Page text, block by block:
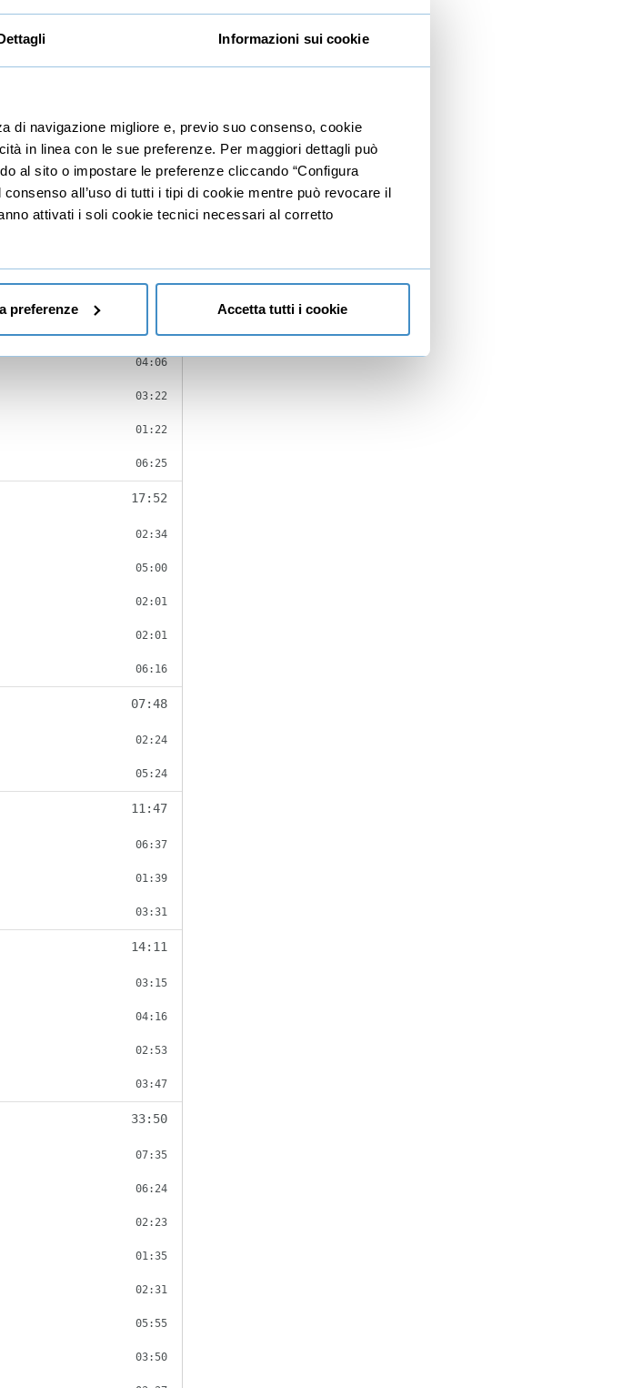
Informazioni sui cookie
di navigazione migliore e, previo suo consenso, cookie
in linea con le sue preferenze. Per maggiori dettagli può
al sito o impostare le preferenze cliccando “Configura
all’uso di tutti i tipi di cookie mentre può revocare il
attivati i soli cookie tecnici necessari al corretto
preferenze Accetta tutti i cookie
migliorare i risultato
non dormi, e tutte
04:06
03:22
01:22
06:25
17:52
02:34
05:00
02:01
02:01
06:16
07:48
02:24
05:24
11:47
06:37
01:39
03:31
14:11
03:15
04:16
02:53
03:47
33:50
07:35
06:24
02:23
01:35
02:31
05:55
03:50